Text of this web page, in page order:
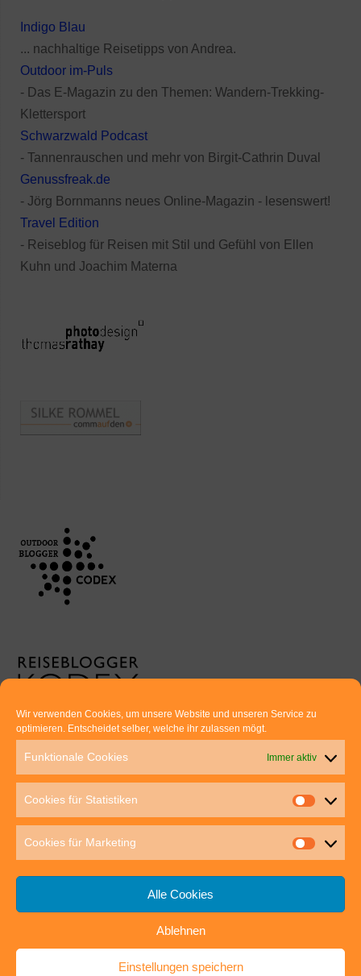
Wir verwenden Cookies, um unsere Website und unseren Service zu
optimieren. Entscheidet selber, welche ihr zulassen mögt.
Funktionale Cookies Immer aktiv
Cookies für Statistiken
Cookies für Marketing
Alle Cookies
Ablehnen
Einstellungen speichern
Indigo Blau
... nachhaltige Reisetipps von Andrea.
Outdoor im-Puls
- Das E-Magazin zu den Themen: Wandern-Trekking-
Klettersport
Schwarzwald Podcast
- Tannenrauschen und mehr von Birgit-Cathrin Duval
Genussfreak.de
- Jörg Bornmanns neues Online-Magazin - lesenswert!
Travel Edition
- Reiseblog für Reisen mit Stil und Gefühl von Ellen
Kuhn und Joachim Materna
Euer direkter Draht zu uns:
Thomas Rathay und Silke Rommel
70563 Stuttgart
post@outdoor-hochgenuss.de
IMPRESSUM DATENSCHUTZ